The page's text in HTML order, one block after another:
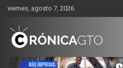
Saltar
contenido
viernes, agosto 7, 2026
CRONICA